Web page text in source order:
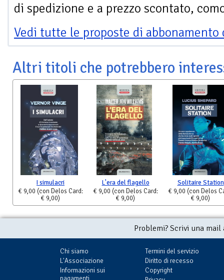
di spedizione e a prezzo scontato,
Vedi tutte le proposte di
Altri titoli che potrebbero
I simulacri
€ 9,00 (con Delos Card:
€ 9,00)
L'era del flagello
€ 9,00 (con Delos Card:
€ 9,00)
Solitaire Station
€ 9,00 (con Delos
€ 9,00)
Problemi? Scrivi una
Chi siamo
L'Associazione
Informazioni sui
pagamenti
Termini del servizio
Diritto di recesso
Copyright